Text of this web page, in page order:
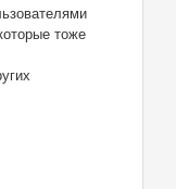
тоже